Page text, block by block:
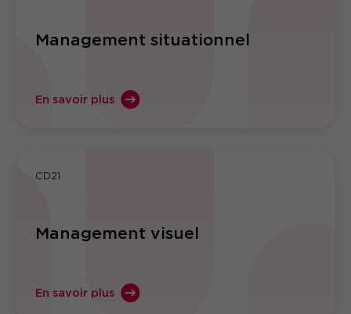
Management situationnel
En savoir plus
CD21
Management visuel
En savoir plus